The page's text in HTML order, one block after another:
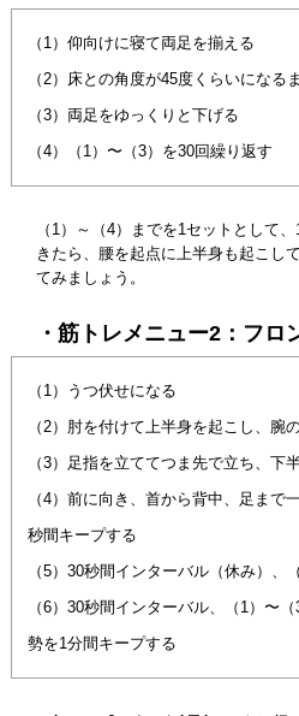
（1）仰向けに寝て両足を揃える
（2）床との角度が45度くらいになる
（3）両足をゆっくりと下げる
（4）（1）〜（3）を30回繰り返す
（1）～（4）までを1セットとして
きたら、腰を起点に上半身も起こし
てみましょう。
・筋トレメニュー2：フロ
（1）うつ伏せになる
（2）肘を付けて上半身を起こし、腕
（3）足指を立ててつま先で立ち、下
（4）前に向き、首から背中、足まで
秒間キープする
（5）30秒間インターバル（休み）、
（6）30秒間インターバル、（1）〜
勢を1分間キープする